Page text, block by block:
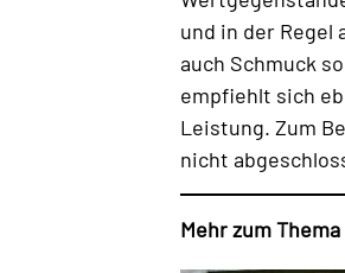
und in der Regel
auch Schmuck
empfiehlt sich
Leistung. Zum
nicht
Mehr zum Thema